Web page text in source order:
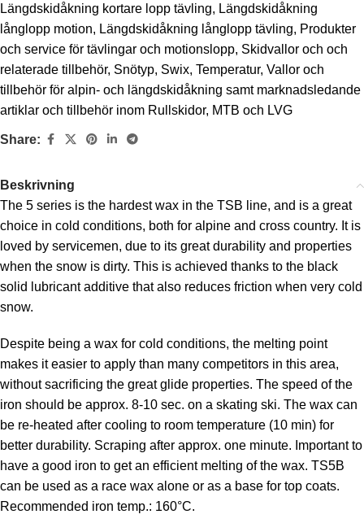
Längdskidåkning kortare lopp tävling, Längdskidåkning
långlopp motion, Längdskidåkning långlopp tävling, Produkter
och service för tävlingar och motionslopp, Skidvallor och och
relaterade tillbehör, Snötyp, Swix, Temperatur, Vallor och
tillbehör för alpin- och längdskidåkning samt marknadsledande
artiklar och tillbehör inom Rullskidor, MTB och LVG
Share:
Beskrivning
The 5 series is the hardest wax in the TSB line, and is a great
choice in cold conditions, both for alpine and cross country. It is
loved by servicemen, due to its great durability and properties
when the snow is dirty. This is achieved thanks to the black
solid lubricant additive that also reduces friction when very cold
snow.
Despite being a wax for cold conditions, the melting point
makes it easier to apply than many competitors in this area,
without sacrificing the great glide properties. The speed of the
iron should be approx. 8-10 sec. on a skating ski. The wax can
be re-heated after cooling to room temperature (10 min) for
better durability. Scraping after approx. one minute. Important to
have a good iron to get an efficient melting of the wax. TS5B
can be used as a race wax alone or as a base for top coats.
Recommended iron temp.: 160°C.